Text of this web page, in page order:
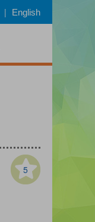
| English
5